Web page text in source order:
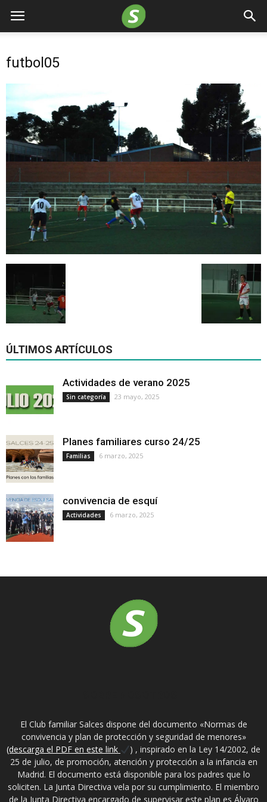
futbol05
ÚLTIMOS ARTÍCULOS
Actividades de verano 2025
Sin categoría 23 mayo, 2025
Planes familiares curso 24/25
Familias 6 marzo, 2025
convivencia de esquí
Actividades 6 marzo, 2025
El Club familiar Salces dispone del documento «Normas de
convivencia y plan de protección y seguridad de menores»
(descarga el PDF en este link
) , inspirado en la Ley 14/2002, de
25 de julio, de promoción, atención y protección a la infancia en
Madrid. El documento está disponible para los padres que lo
soliciten. La Junta Directiva vela por su cumplimiento. El miembro
de la Junta Directiva encargado de supervisar este plan es Álvaro